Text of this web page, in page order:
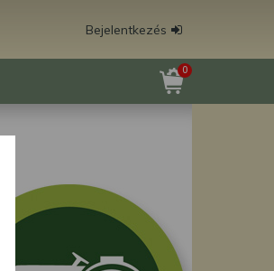
Bejelentkezés
0